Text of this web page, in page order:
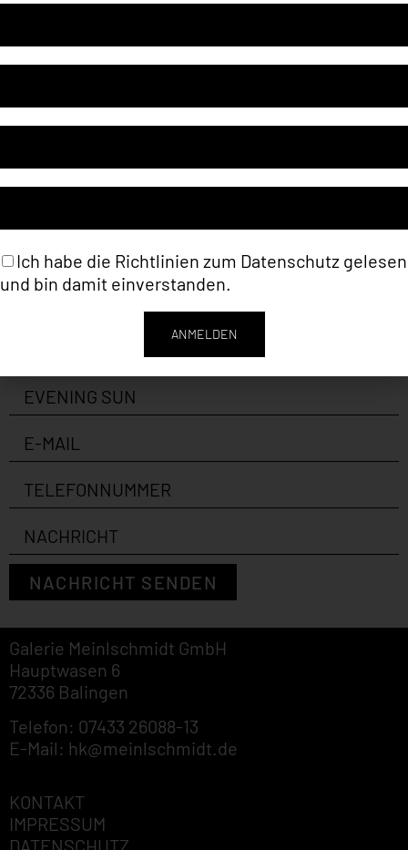
NACHRICHT SENDEN
Galerie Meinlschmidt GmbH
Hauptwasen 6
72336 Balingen
Telefon: 07433 26088-13
E-Mail: hk@meinlschmidt.de
KONTAKT
IMPRESSUM
DATENSCHUTZ
Ich habe die Richtlinien zum Datenschutz gelesen
und bin damit einverstanden.
ANMELDEN